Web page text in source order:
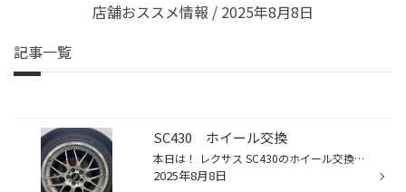
店舗おススメ情報 / 2025年8月8日
記事一覧
SC430 ホイール交換
本日は！ レクサス SC430のホイール交換です。 お選び頂いたホイールは 『BBS LM-R』 交換前のホイールもBBS RS-GTでしたが 年数が経って塗装なども傷んでいましたので 新品に交換させて頂きました。 サイズも変更し、より見た目も カッコよく決まっております！ ホイール交換のご相談は タイヤ館高...
2025年8月8日